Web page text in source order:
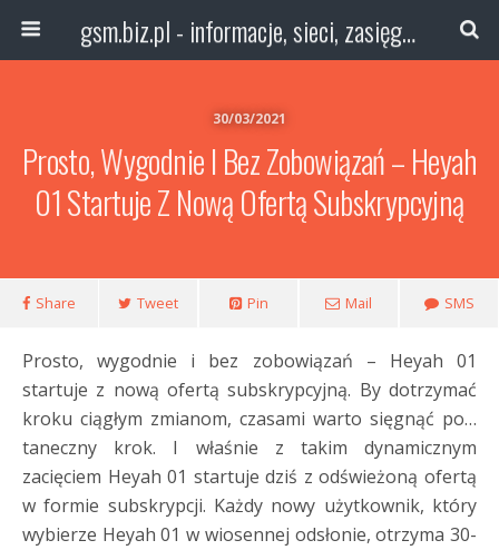
gsm.biz.pl - informacje, sieci, zasięg technologie
30/03/2021
Prosto, Wygodnie I Bez Zobowiązań – Heyah
01 Startuje Z Nową Ofertą Subskrypcyjną
Share Tweet Pin Mail SMS
Prosto, wygodnie i bez zobowiązań – Heyah 01
startuje z nową ofertą subskrypcyjną. By dotrzymać
kroku ciągłym zmianom, czasami warto sięgnąć po…
taneczny krok. I właśnie z takim dynamicznym
zacięciem Heyah 01 startuje dziś z odświeżoną ofertą
w formie subskrypcji. Każdy nowy użytkownik, który
wybierze Heyah 01 w wiosennej odsłonie, otrzyma 30-